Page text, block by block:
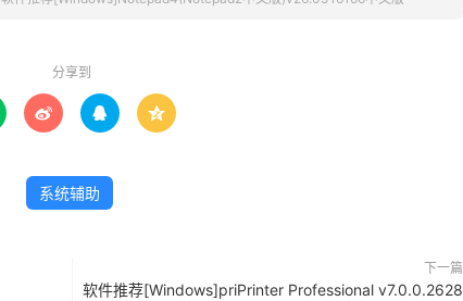
分享到
  
系统辅助
下一篇
软件推荐[Windows]priPrinter Professional v7.0.0.2628